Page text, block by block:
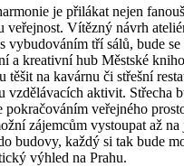
je přilákat nejen
veřejnost. Vítězný návrh
vybudováním tří sálů, bude se
a kreativní hub Městské
těšit na kavárnu či střešní
vzdělávacích aktivit. Střecha
veřejného
zájemcům vystoupat až
budovy, každý si tak bude
výhled na Prahu.